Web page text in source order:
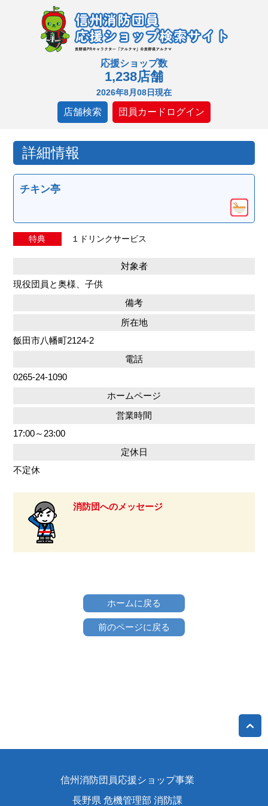
応援ショップ数
1,238店舗
2026年8月08日現在
店舗検索 団員カードログイン
詳細情報
チキン亭
特典 １ドリンクサービス
対象者
現役団員と奥様、子供
備考
所在地
飯田市八幡町2124-2
電話
0265-24-1090
ホームページ
営業時間
17:00～23:00
定休日
不定休
消防団へのメッセージ
ホームに戻る
前のページに戻る
信州消防団員応援ショップ事業
長野県 危機管理部 消防課